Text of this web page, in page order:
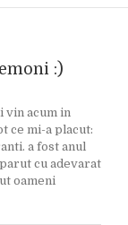
:)
vin acum in
ce mi-a placut:
a fost anul
cu adevarat
oameni